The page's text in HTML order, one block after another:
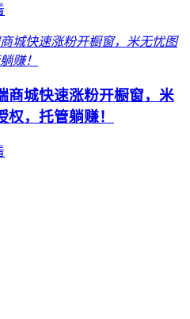
商城快速涨粉开橱窗，米
，托管躺赚！